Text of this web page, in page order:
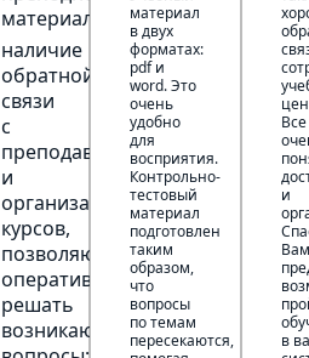
материала;
наличие
обратной
связи
с
преподавателями
и
организаторами
курсов,
позволяющей
оперативно
решать
возникающие
материал
в двух
форматах:
pdf и
word. Это
очень
удобно
для
восприятия.
Контрольно-
тестовый
материал
подготовлен
таким
образом,
что
вопросы
по темам
пересекаются,
и
в